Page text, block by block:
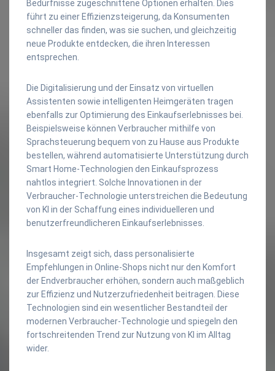
Bedürfnisse zugeschnittene Optionen erhalten. Dies
führt zu einer Effizienzsteigerung, da Konsumenten
schneller das finden, was sie suchen, und gleichzeitig
neue Produkte entdecken, die ihren Interessen
entsprechen.
Die Digitalisierung und der Einsatz von virtuellen
Assistenten sowie intelligenten Heimgeräten tragen
ebenfalls zur Optimierung des Einkaufserlebnisses bei.
Beispielsweise können Verbraucher mithilfe von
Sprachsteuerung bequem von zu Hause aus Produkte
bestellen, während automatisierte Unterstützung durch
Smart Home-Technologien den Einkaufsprozess
nahtlos integriert. Solche Innovationen in der
Verbraucher-Technologie unterstreichen die Bedeutung
von KI in der Schaffung eines individuelleren und
benutzerfreundlicheren Einkaufserlebnisses.
Insgesamt zeigt sich, dass personalisierte
Empfehlungen in Online-Shops nicht nur den Komfort
der Endverbraucher erhöhen, sondern auch maßgeblich
zur Effizienz und Nutzerzufriedenheit beitragen. Diese
Technologien sind ein wesentlicher Bestandteil der
modernen Verbraucher-Technologie und spiegeln den
fortschreitenden Trend zur Nutzung von KI im Alltag
wider.